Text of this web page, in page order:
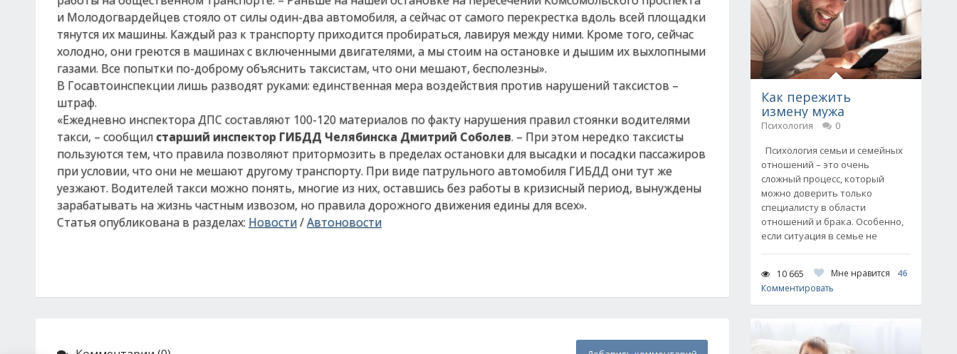
и Молодогвардейцев стояло от силы один-два автомобиля, а сейчас от самого перекрестка вдоль всей площадки
тянутся их машины. Каждый раз к транспорту приходится пробираться, лавируя между ними. Кроме того, сейчас
холодно, они греются в машинах с включенными двигателями, а мы стоим на остановке и дышим их выхлопными
газами. Все попытки по-доброму объяснить таксистам, что они мешают, бесполезны».
В Госавтоинспекции лишь разводят руками: единственная мера воздействия против нарушений таксистов –
штраф.
«Ежедневно инспектора ДПС составляют 100-120 материалов по факту нарушения правил стоянки водителями
такси, – сообщил старший инспектор ГИБДД Челябинска Дмитрий Соболев. – При этом нередко таксисты
пользуются тем, что правила позволяют притормозить в пределах остановки для высадки и посадки пассажиров
при условии, что они не мешают другому транспорту. При виде патрульного автомобиля ГИБДД они тут же
уезжают. Водителей такси можно понять, многие из них, оставшись без работы в кризисный период, вынуждены
зарабатывать на жизнь частным извозом, но правила дорожного движения едины для всех».
Статья опубликована в разделах: Новости/Автоновости
Как пережить
измену мужа
Психология
0
Психология семьи и семейных
отношений – это очень
сложный процесс, который
можно доверить только
специалисту в области
отношений и брака. Особенно,
если ситуация в семье не
10 665 Мне нравится
46
Комментировать